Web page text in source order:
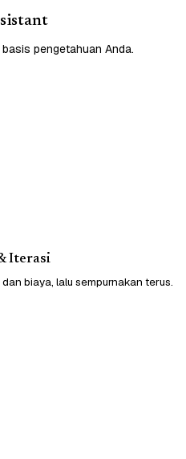
pengetahuan Anda.
Iterasi
biaya, lalu sempurnakan terus.